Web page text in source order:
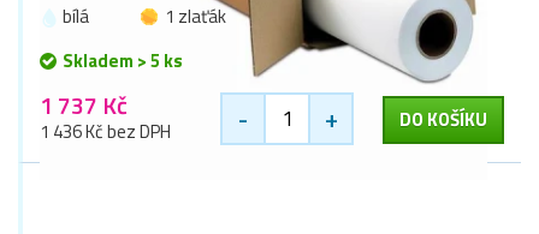
bílá
1 zlaťák
Skladem > 5 ks
1 737 Kč
1 436 Kč bez DPH - + DO KOŠÍKU